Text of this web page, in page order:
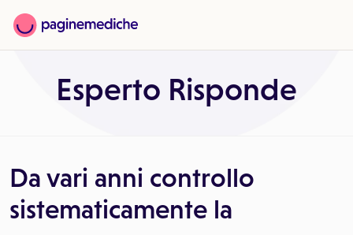
Esperto Risponde
Da vari anni controllo
sistematicamente la